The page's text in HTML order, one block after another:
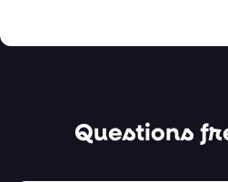
Questions